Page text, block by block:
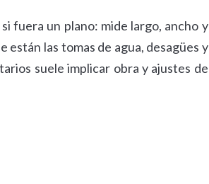
fuera un plano: mide largo, ancho y
están las tomas de agua, desagües y
suele implicar obra y ajustes de